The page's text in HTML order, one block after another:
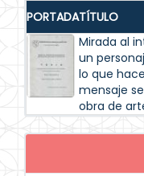
PORTADATÍTULO
Mirada al
un
lo que
mensaje
obra de